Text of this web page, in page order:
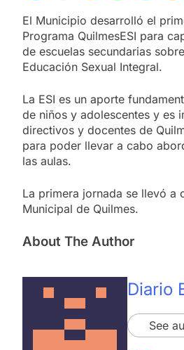
El Municipio desarrolló el
Programa QuilmesESI para
de escuelas secundarias
Educación Sexual Integral.
La ESI es un aporte
de niños y adolescentes y es
directivos y docentes de
para poder llevar a cabo
las aulas.
La primera jornada se llevó a
Municipal de Quilmes.
About The Author
Diario
See